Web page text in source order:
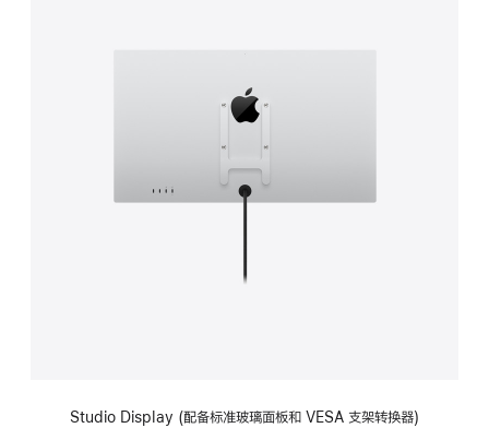
Studio Display (配备标准玻璃面板和 VESA 支架转换器)